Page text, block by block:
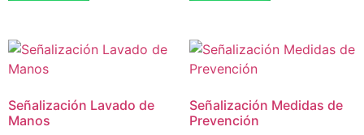
Señalización Lavado de
Manos
Señalización Medidas de
Prevención